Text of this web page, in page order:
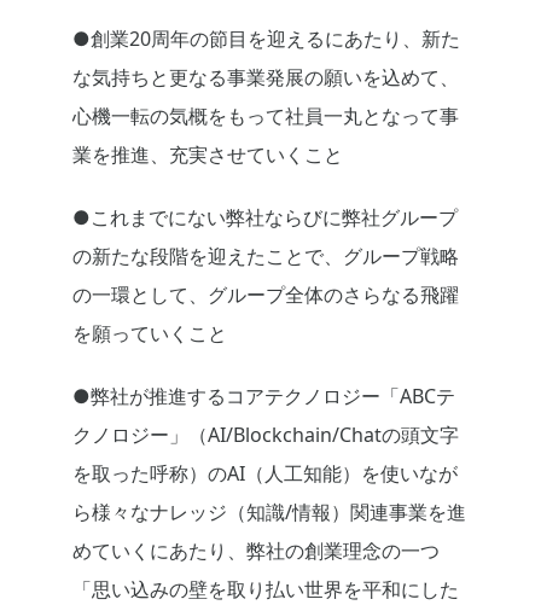
●創業20周年の節目を迎えるにあたり、新た
な気持ちと更なる事業発展の願いを込めて、
心機一転の気概をもって社員一丸となって事
業を推進、充実させていくこと
●これまでにない弊社ならびに弊社グループ
の新たな段階を迎えたことで、グループ戦略
の一環として、グループ全体のさらなる飛躍
を願っていくこと
●弊社が推進するコアテクノロジー「ABCテ
クノロジー」（AI/Blockchain/Chatの頭文字
を取った呼称）のAI（人工知能）を使いなが
ら様々なナレッジ（知識/情報）関連事業を進
めていくにあたり、弊社の創業理念の一つ
「思い込みの壁を取り払い世界を平和にした